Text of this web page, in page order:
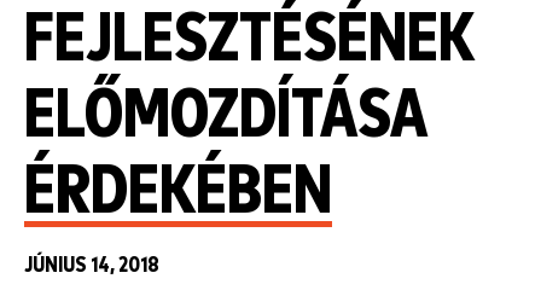
FEJLESZTÉSÉNEK
ELŐMOZDÍTÁSA
ÉRDEKÉBEN
JÚNIUS 14, 2018